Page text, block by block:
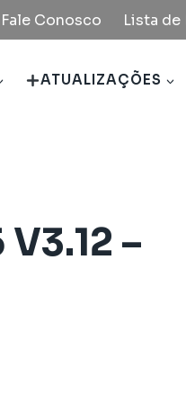
Fale Conosco Lista de
ATUALIZAÇÕES
–